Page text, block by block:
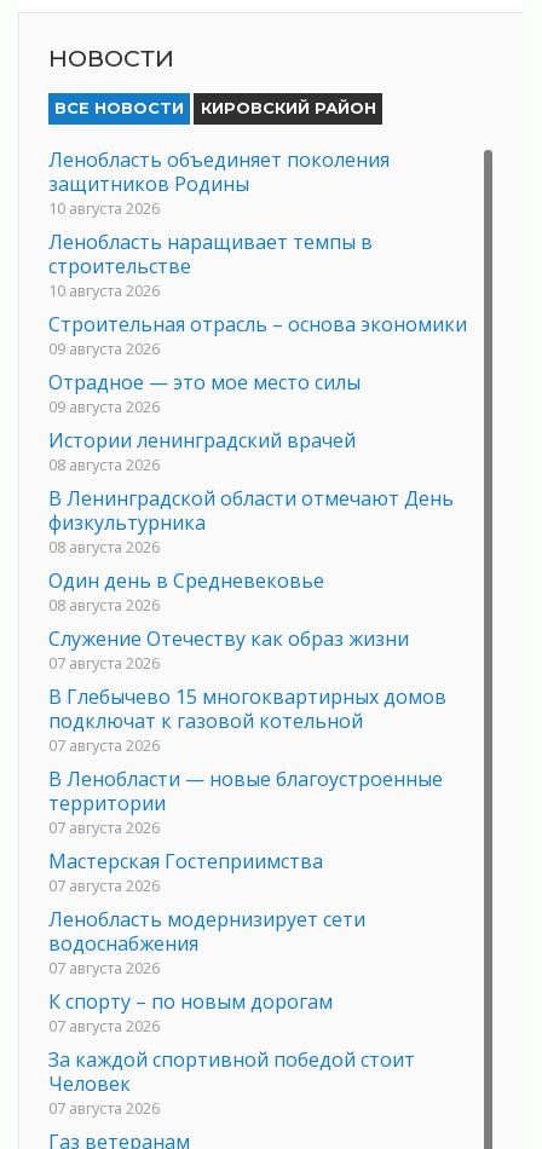
НОВОСТИ
ВСЕ НОВОСТИ КИРОВСКИЙ РАЙОН
Ленобласть объединяет поколения
защитников Родины
10 августа 2026
Ленобласть наращивает темпы в
строительстве
10 августа 2026
Строительная отрасль – основа экономики
09 августа 2026
Отрадное — это мое место силы
09 августа 2026
Истории ленинградский врачей
08 августа 2026
В Ленинградской области отмечают День
физкультурника
08 августа 2026
Один день в Средневековье
08 августа 2026
Служение Отечеству как образ жизни
07 августа 2026
В Глебычево 15 многоквартирных домов
подключат к газовой котельной
07 августа 2026
В Ленобласти — новые благоустроенные
территории
07 августа 2026
Мастерская Гостеприимства
07 августа 2026
Ленобласть модернизирует сети
водоснабжения
07 августа 2026
К спорту – по новым дорогам
07 августа 2026
За каждой спортивной победой стоит
Человек
07 августа 2026
Газ ветеранам